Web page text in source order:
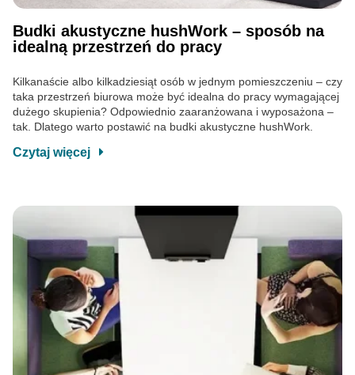
Budki akustyczne hushWork – sposób na
idealną przestrzeń do pracy
Kilkanaście albo kilkadziesiąt osób w jednym pomieszczeniu – czy
taka przestrzeń biurowa może być idealna do pracy wymagającej
dużego skupienia? Odpowiednio zaaranżowana i wyposażona –
tak. Dlatego warto postawić na budki akustyczne hushWork.
Czytaj więcej